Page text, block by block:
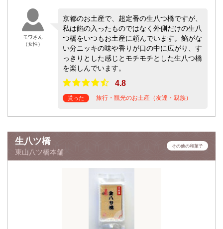
モワさん
（女性）
京都のお土産で、超定番の生八つ橋ですが、
私は餡の入ったものではなく外側だけの生八
つ橋をいつもお土産に頼んでいます。餡がな
い分ニッキの味や香りが口の中に広がり、す
っきりとした感じとモチモチとした生八つ橋
を楽しんでいます。
4.8
貰った 旅行・観光のお土産（友達・親族）
生八ツ橋
東山八ツ橋本舗
その他の和菓子